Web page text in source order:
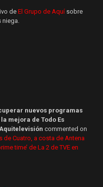
de El Grupo de Aquí sobre
nuevos programas
mejora de Todo Es
commented on
de Cuatro, a costa de Antena
time’ de La 2 de TVE en